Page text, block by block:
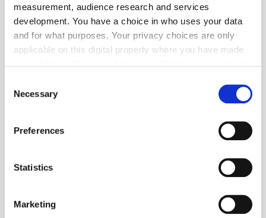
measurement, audience research and services
development. You have a choice in who uses your data
and for what purposes. Your privacy choices are only
applicable on this digital property where you have made
the Privacy trigger icon.
Collect information about your geographical location
Identify your device by actively scanning it for
Find out more about how your personal data is processed
and set your preferences in the
Selection
Necessary
Preferences
Statistics
Marketing
Prozesse aktiv gestalten und Chancen nutzen